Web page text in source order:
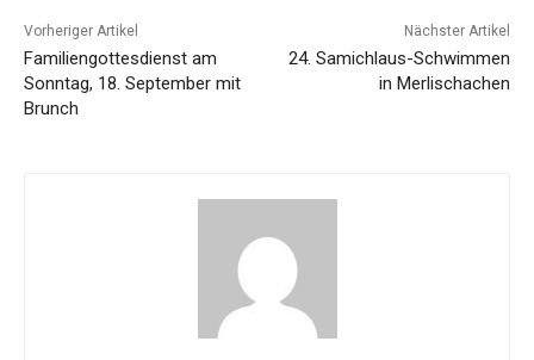
Vorheriger Artikel
Familiengottesdienst am
Sonntag, 18. September mit
Brunch
Nächster Artikel
24. Samichlaus-Schwimmen
in Merlischachen